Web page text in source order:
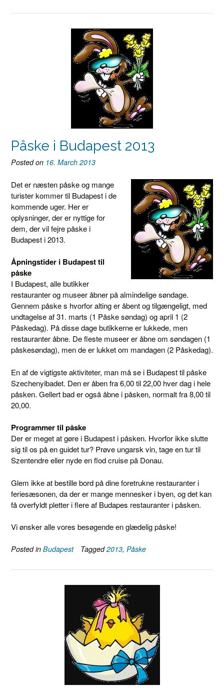
Påske i Budapest 2013
Posted on 16. March 2013
Det er næsten påske og mange
turister kommer til Budapest i de
kommende uger. Her er
oplysninger, der er nyttige for
dem, der vil fejre påske i
Budapest i 2013.
Åpningstider i Budapest til
påske
I Budapest, alle butikker
restauranter og museer åbner på almindelige søndage.
Gennem påske s hvorfor alting er åbent og tilgængeligt, med
undtagelse af 31. marts (1 Påske søndag) og april 1 (2
Påskedag). På disse dage butikkerne er lukkede, men
restauranter åbne. De fleste museer er åbne om søndagen (1
påskesøndag), men de er lukket om mandagen (2 Påskedag).
En af de vigtigste aktiviteter, man må se i Budapest til påske
Szechenyibadet. Den er åben fra 6,00 til 22,00 hver dag i hele
påsken. Gellert bad er også åbne i påsken, normalt fra 8,00 til
20,00.
Programmer til påske
Der er meget at gøre i Budapest i påsken. Hvorfor ikke slutte
sig til os på en guidet tur? Prøve ungarsk vin, tage en tur til
Szentendre eller nyde en flod cruise på Donau.
Glem ikke at bestille bord på dine foretrukne restauranter i
feriesæsonen, da der er mange mennesker i byen, og det kan
få overfyldt pletter i flere af Budapes restauranter i påsken.
Vi ønsker alle vores besøgende en glædelig påske!
Posted in Budapest Tagged2013, Påske